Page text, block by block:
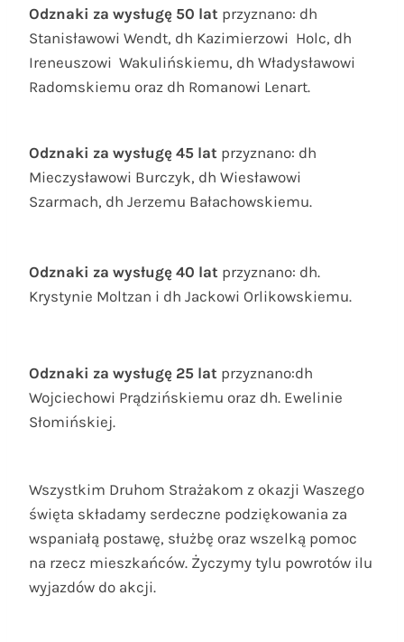
Odznaki za wysługę 50 lat przyznano: dh
Stanisławowi Wendt, dh Kazimierzowi Holc, dh
Ireneuszowi Wakulińskiemu, dh Władysławowi
Radomskiemu oraz dh Romanowi Lenart.
Odznaki za wysługę 45 lat przyznano: dh
Mieczysławowi Burczyk, dh Wiesławowi
Szarmach, dh Jerzemu Bałachowskiemu.
Odznaki za wysługę 40 lat przyznano: dh.
Krystynie Moltzan i dh Jackowi Orlikowskiemu.
Odznaki za wysługę 25 lat przyznano:dh
Wojciechowi Prądzińskiemu oraz dh. Ewelinie
Słomińskiej.
Wszystkim Druhom Strażakom z okazji Waszego
święta składamy serdeczne podziękowania za
wspaniałą postawę, służbę oraz wszelką pomoc
na rzecz mieszkańców. Życzymy tylu powrotów ilu
wyjazdów do akcji.